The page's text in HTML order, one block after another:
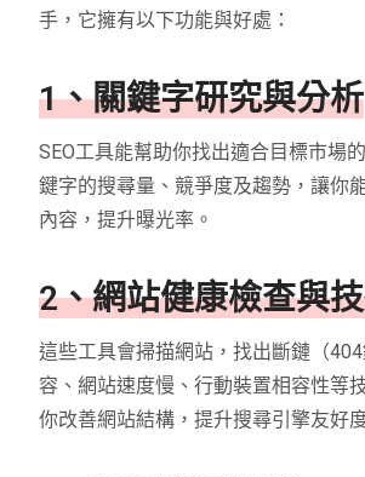
手，它擁有以下功能與好處：
1、關鍵字研究與分析
SEO工具能幫助你找出適合目標市場
鍵字的搜尋量、競爭度及趨勢，讓你
內容，提升曝光率。
2、網站健康檢查與
這些工具會掃描網站，找出斷鏈（
容、網站速度慢、行動裝置相容性等
你改善網站結構，提升搜尋引擎友好